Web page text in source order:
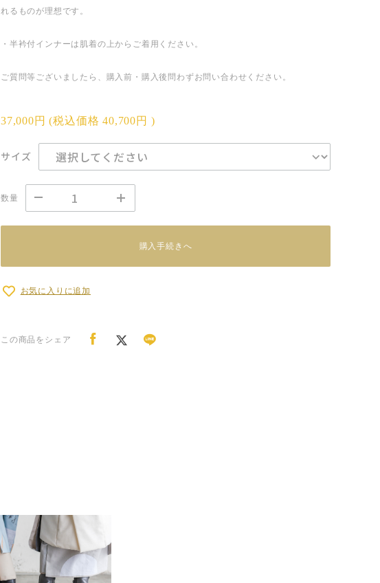
れるものが理想です。
・半衿付インナーは肌着の上からご着用ください。
ご質問等ございましたら、購入前・購入後問わずお問い合わせください。
37,000円 (税込価格40,700円 )
サイズ
数量
購入手続きへ
お気に入りに追加
この商品をシェア